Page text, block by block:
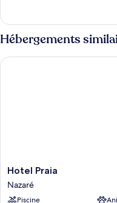
Tente
exclusive,
2
chambres
Tente
exclusive,
2
chambres
(Glamping)
Hébergements
Hotel
Praia
Nazaré
Hotel Praia
Nazaré
Piscine
Hotel Praia